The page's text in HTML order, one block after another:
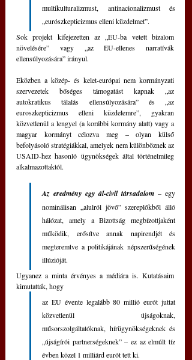
multikulturalizmust, antinacionalizmust és
„eurószkepticizmus elleni küzdelmet”.
Sok projekt kifejezetten az „EU-ba vetett bizalom
növelésére” vagy „az EU-ellenes narratívák
ellensúlyozására” irányul.
Eközben a közép- és kelet-európai nem kormányzati
szervezetek bőséges támogatást kapnak „az
autokratikus tálalás ellensúlyozására” és „az
euroszkepticizmus elleni küzdelemre”, gyakran
közvetlenül a lengyel (a korábbi kormány alatt) vagy a
magyar kormányt célozva meg – olyan külső
befolyásoló stratégiákkal, amelyek nem különböznek az
USAID-hez hasonló ügynökségek által történelmileg
alkalmazottaktól.
Az eredmény egy ál-civil társadalom – egy
nominálisan „alulról jövő” szereplőkből álló
hálózat, amely a Bizottság megbízottjaként
működik, erősítve annak napirendjét és
megteremtve a politikájának népszerűségének
illúzióját.
Ugyanez a minta érvényes a médiára is. Kutatásaim
kimutatták, hogy
az EU évente legalább 80 millió eurót juttat
közvetlenül újságoknak,
műsorszolgáltatóknak, hírügynökségeknek és
„újságírói partnerségeknek” – ez az elmúlt tíz
évben közel 1 milliárd eurót tett ki.